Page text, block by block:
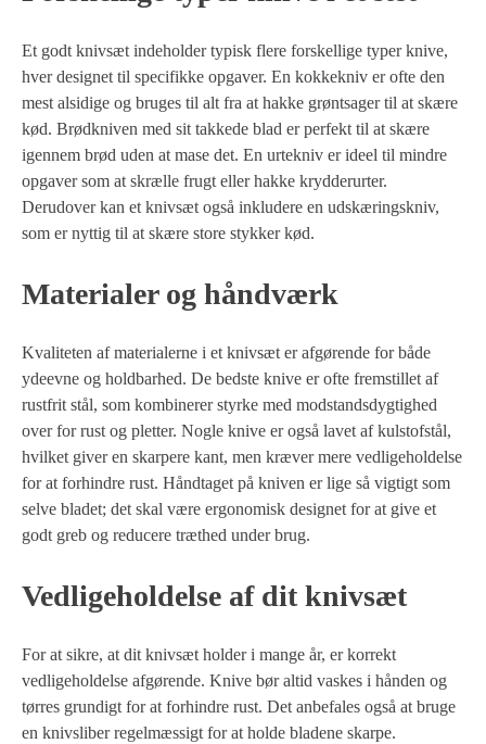
Et godt knivsæt indeholder typisk flere forskellige typer knive,
hver designet til specifikke opgaver. En kokkekniv er ofte den
mest alsidige og bruges til alt fra at hakke grøntsager til at skære
kød. Brødkniven med sit takkede blad er perfekt til at skære
igennem brød uden at mase det. En urtekniv er ideel til mindre
opgaver som at skrælle frugt eller hakke krydderurter.
Derudover kan et knivsæt også inkludere en udskæringskniv,
som er nyttig til at skære store stykker kød.
Materialer og håndværk
Kvaliteten af materialerne i et knivsæt er afgørende for både
ydeevne og holdbarhed. De bedste knive er ofte fremstillet af
rustfrit stål, som kombinerer styrke med modstandsdygtighed
over for rust og pletter. Nogle knive er også lavet af kulstofstål,
hvilket giver en skarpere kant, men kræver mere vedligeholdelse
for at forhindre rust. Håndtaget på kniven er lige så vigtigt som
selve bladet; det skal være ergonomisk designet for at give et
godt greb og reducere træthed under brug.
Vedligeholdelse af dit knivsæt
For at sikre, at dit knivsæt holder i mange år, er korrekt
vedligeholdelse afgørende. Knive bør altid vaskes i hånden og
tørres grundigt for at forhindre rust. Det anbefales også at bruge
en knivsliber regelmæssigt for at holde bladene skarpe.